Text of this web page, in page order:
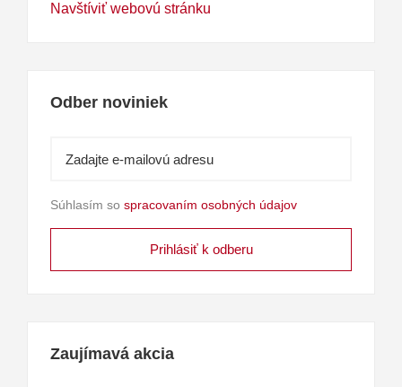
Navštíviť webovú stránku
Odber noviniek
Súhlasím so spracovaním osobných údajov
Zaujímavá akcia